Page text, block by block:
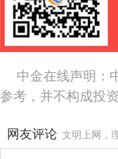
中金在线声明：
参考，并不构成投
网友评论 文明上网，